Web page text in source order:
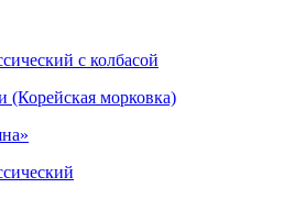
с колбасой
(Корейская морковка)